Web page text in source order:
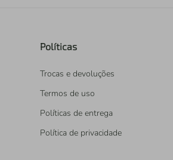
Políticas
Trocas e devoluções
Termos de uso
Políticas de entrega
Política de privacidade